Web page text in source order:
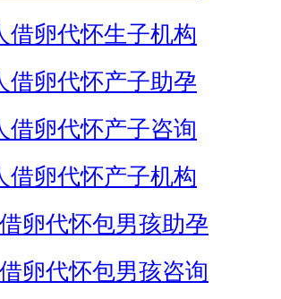
借卵代怀生子机构
借卵代怀产子助孕
借卵代怀产子咨询
借卵代怀产子机构
卵代怀包男孩助孕
卵代怀包男孩咨询